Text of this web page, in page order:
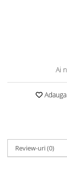
Osciloscoape
Osciloscoape
Osciloscoape
Ai
Review-uri(0)